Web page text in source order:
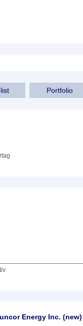
Portfolio
Energy Inc. (new)